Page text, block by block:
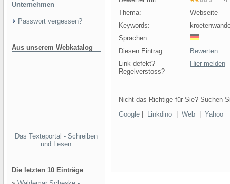
Unternehmen
Passwort vergessen?
Aus unserem Webkatalog
Das Texteportal - Schreiben
und Lesen
Die letzten 10 Einträge
Thema:
Webseite
Keywords:
Sprachen:
Diesen Eintrag:
Bewerten
Link defekt?
Regelverstoss?
Hier melden
Nicht das Richtige für Sie? Suchen
Google
Linkdino Web Yahoo